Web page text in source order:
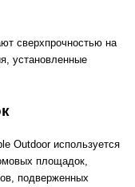
сверхпрочностью на
установленные
Outdoor используется
площадок,
подверженных